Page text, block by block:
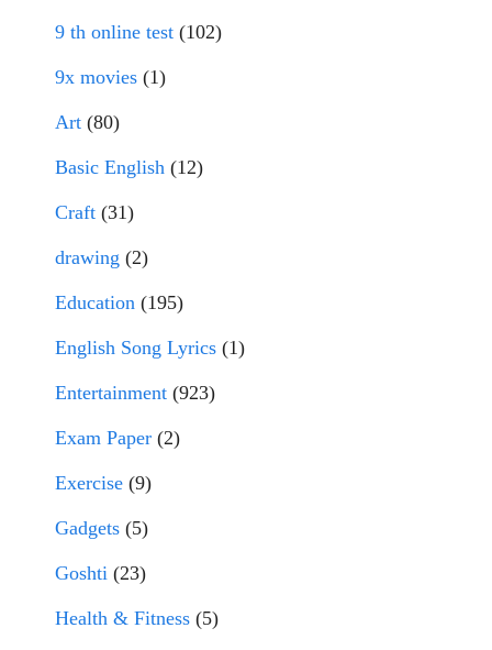
9 th online test (102)
9x movies (1)
Art (80)
Basic English (12)
Craft (31)
drawing (2)
Education (195)
English Song Lyrics (1)
Entertainment (923)
Exam Paper (2)
Exercise (9)
Gadgets (5)
Goshti (23)
Health & Fitness (5)